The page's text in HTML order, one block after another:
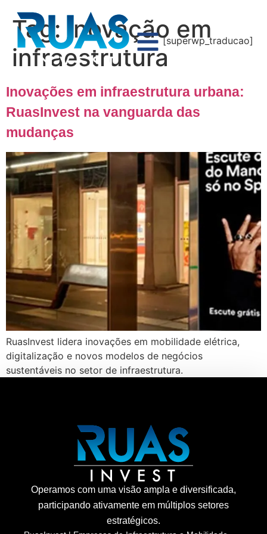
[superwp_traducao]
Tag:inovação em
infraestrutura
Inovações em infraestrutura urbana:
RuasInvest na vanguarda das
mudanças
RuasInvest lidera inovações em mobilidade elétrica,
digitalização e novos modelos de negócios
sustentáveis no setor de infraestrutura.
Operamos com uma visão ampla e diversificada,
participando ativamente em múltiplos setores
estratégicos.